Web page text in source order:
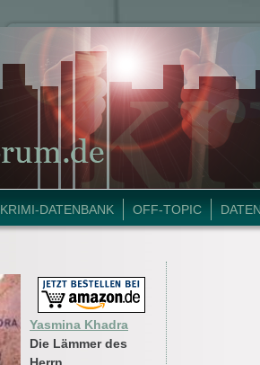
KRIMI-DATENBANK OFF-TOPIC
Yasmina Khadra
Die Lämmer des